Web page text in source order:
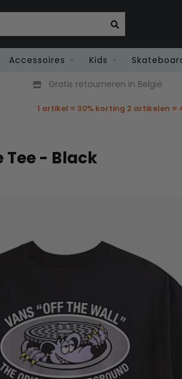
Accessoires Kids
Gratis retourneren in België
1 artikel = 30% korting 2 artikelen
Tee - Black